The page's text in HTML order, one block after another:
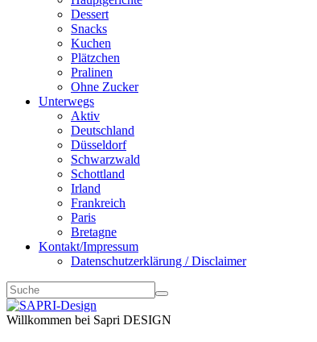
Dessert
Snacks
Kuchen
Plätzchen
Pralinen
Ohne Zucker
Unterwegs
Aktiv
Deutschland
Düsseldorf
Schwarzwald
Schottland
Irland
Frankreich
Paris
Bretagne
Kontakt/Impressum
Datenschutzerklärung / Disclaimer
Willkommen bei Sapri DESIGN